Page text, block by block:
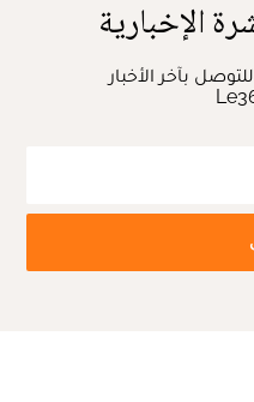
الإخبارية
بآخر الأخبار